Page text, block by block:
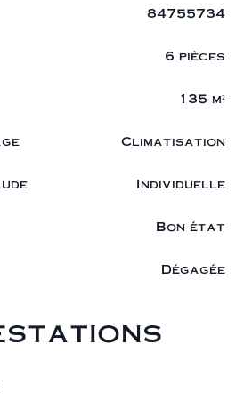
84755734
6 pièces
135 m²
Climatisation
Individuelle
Bon état
Dégagée